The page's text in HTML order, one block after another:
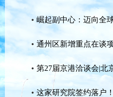
崛起副中心：迈向全
通州区新增重点在谈
第27届京港洽谈会|北
这家研究院签约落户